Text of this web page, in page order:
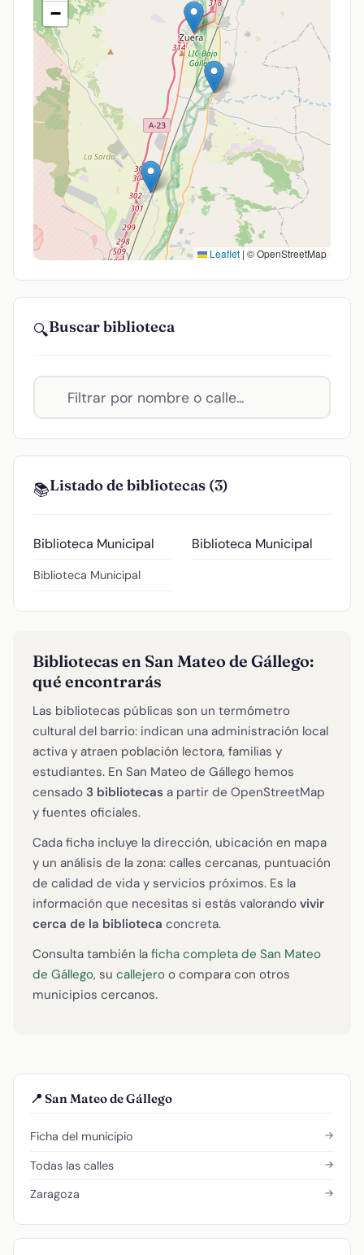
−
Leaflet | © OpenStreetMap
🔍Buscar biblioteca
📚Listado de bibliotecas (3)
Biblioteca Municipal
Biblioteca Municipal
Biblioteca Municipal
Bibliotecas en San Mateo de Gállego:
qué encontrarás
Las bibliotecas públicas son un termómetro
cultural del barrio: indican una administración local
activa y atraen población lectora, familias y
estudiantes. En San Mateo de Gállego hemos
censado 3 bibliotecas a partir de OpenStreetMap
y fuentes oficiales.
Cada ficha incluye la dirección, ubicación en mapa
y un análisis de la zona: calles cercanas, puntuación
de calidad de vida y servicios próximos. Es la
información que necesitas si estás valorando vivir
cerca de la biblioteca concreta.
Consulta también la ficha completa de San Mateo
de Gállego, su callejero o compara con otros
municipios cercanos.
📍 San Mateo de Gállego
Ficha del municipio →
Todas las calles →
Zaragoza →